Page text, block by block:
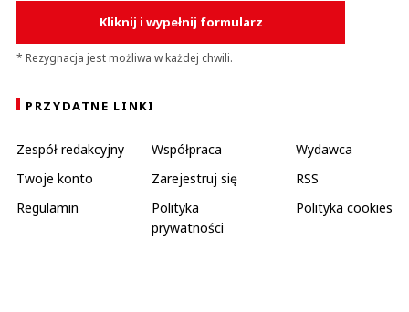
Kliknij i wypełnij formularz
* Rezygnacja jest możliwa w każdej chwili.
PRZYDATNE LINKI
Zespół redakcyjny Współpraca
Wydawca
Twoje konto
Zarejestruj się
RSS
Regulamin
Polityka
prywatności
Polityka cookies